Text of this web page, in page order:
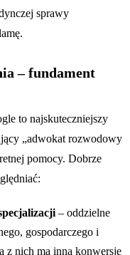
sprawy
– fundament
to najskuteczniejszy
„adwokat rozwodowy
pomocy. Dobrze
– oddzielne
gospodarczego i
z nich ma inną konwersję